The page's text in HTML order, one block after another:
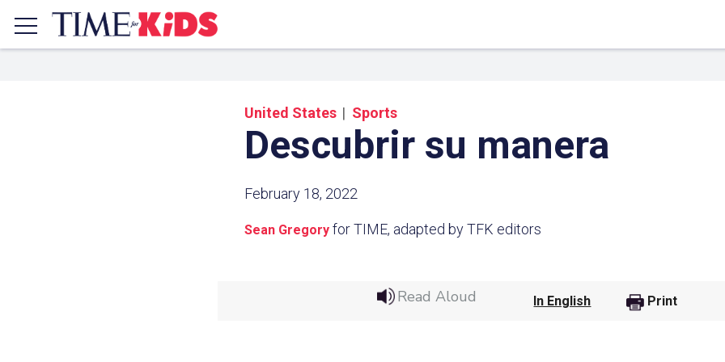
United States Sports
Descubrir su manera
February 18, 2022
Sean Gregory for TIME, adapted by TFK editors
Read Aloud In English Print
Share a Link